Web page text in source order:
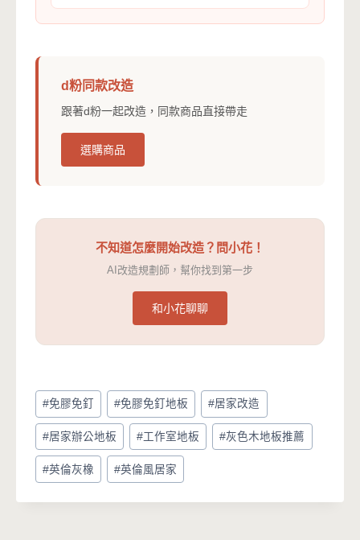
d粉同款改造
跟著d粉一起改造，同款商品直接帶走
選購商品
不知道怎麼開始改造？問小花！
AI改造規劃師，幫你找到第一步
和小花聊聊
Post
Tags:
#免膠免釘 #免膠免釘地板 #居家改造
#居家辦公地板 #工作室地板 #灰色木地板推薦
#英倫灰橡 #英倫風居家